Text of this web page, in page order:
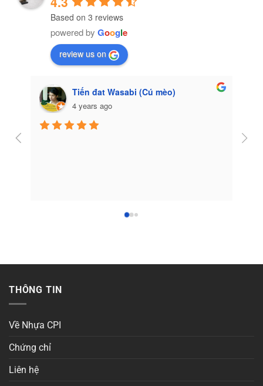
Based on 3 reviews
powered by Google
review us on
Tiến đat Wasabi (Cú mèo)
4 years ago
THÔNG TIN
Về Nhựa CPI
Chứng chỉ
Liên hệ